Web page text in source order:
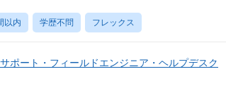
以内 学歴不問 フレックス
ポート・フィールドエンジニア・ヘルプデスク